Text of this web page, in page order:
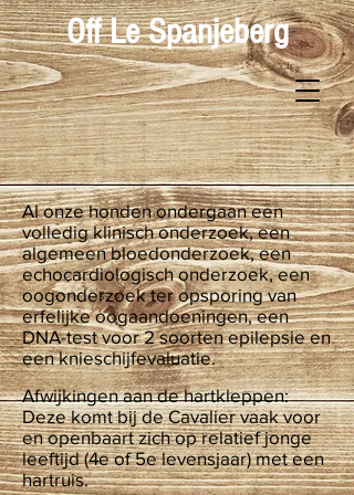
Off Le Spanjeberg
Al onze honden ondergaan een
volledig klinisch onderzoek, een
algemeen bloedonderzoek, een
echocardiologisch onderzoek, een
oogonderzoek ter opsporing van
erfelijke oogaandoeningen, een
DNA-test voor 2 soorten epilepsie en
een knieschijfevaluatie.
Afwijkingen aan de hartkleppen:
Deze komt bij de Cavalier vaak voor
en openbaart zich op relatief jonge
leeftijd (4e of 5e levensjaar) met een
hartruis.